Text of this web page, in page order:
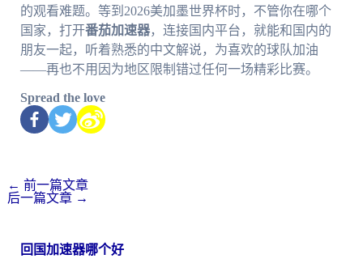
的观看难题。等到2026美加墨世界杯时，不管你在哪个
国家，打开番茄加速器，连接国内平台，就能和国内的
朋友一起，听着熟悉的中文解说，为喜欢的球队加油
——再也不用因为地区限制错过任何一场精彩比赛。
Spread the love
← 前一篇文章
后一篇文章 →
回国加速器哪个好